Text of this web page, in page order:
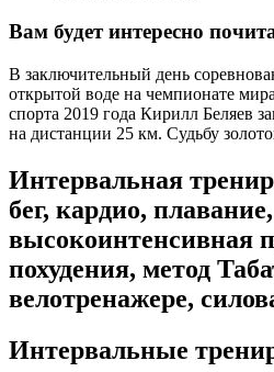
Вам будет интересно
В заключительный день
открытой воде на чемпионате
спорта 2019 года Кирилл Беляев
на дистанции 25 км. Судьбу
Интервальная
бег, кардио, плавание,
высокоинтенсивная
похудения, метод
велотренажере,
Интервальные